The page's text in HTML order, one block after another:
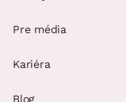
Pre média
Kariéra
Blog